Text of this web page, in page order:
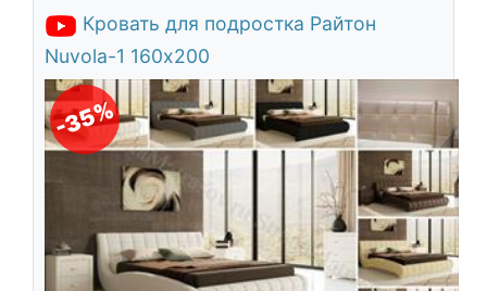
Кровать для подростка Райтон
Nuvola-1 160х200
-35%